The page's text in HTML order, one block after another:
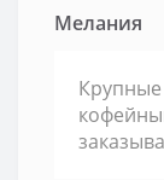
Мелания